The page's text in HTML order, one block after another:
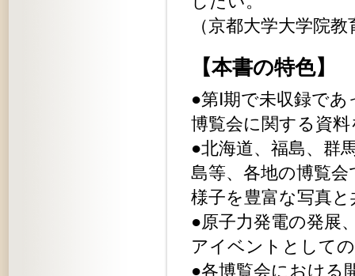
（京都大学大学院
【本書の特色】
●第Ⅰ期で未収録で
博覧会に関する資
●北海道、福島、群
島等、各地の博覧
様子を豊富な写真
●原子力発電の発展
アイベントとして
●各博覧会における